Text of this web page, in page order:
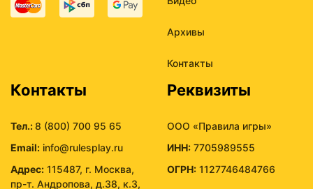
Архивы
Контакты
Контакты
Тел.:8 (800) 700 95 65
Email: info@rulesplay.ru
Адрес: 115487, г. Москва,
пр-т. Андропова, д.38, к.3,
Реквизиты
ООО «Правила игры»
ИНН: 7705989555
ОГРН: 1127746484766